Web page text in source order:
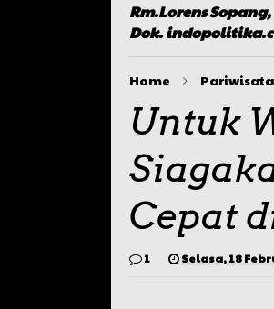
Rm.Lorens
Dok.
Home Pariwisata
Untuk
Cepat
1 Selasa, 18